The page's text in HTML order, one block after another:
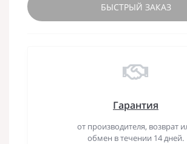
БЫСТРЫЙ ЗАКАЗ
Гарантия
от производителя, возврат
обмен в течении 14 дней.